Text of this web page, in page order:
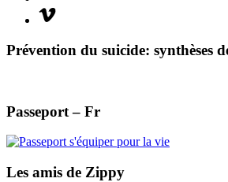
Prévention du suicide: synthèses
Passeport – Fr
Les amis de Zippy